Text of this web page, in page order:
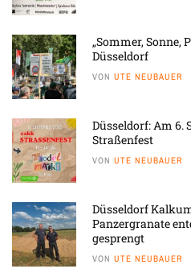
„Sommer, Sonne,
Düsseldorf
VON UTE NEUBAUER
Düsseldorf: Am 6.
Straßenfest
VON UTE NEUBAUER
Düsseldorf
Panzergranate
gesprengt
VON UTE NEUBAUER